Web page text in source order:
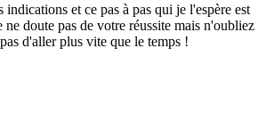
indications et ce pas à pas qui je l'espère est
ne doute pas de votre réussite mais n'oubliez
d'aller plus vite que le temps !